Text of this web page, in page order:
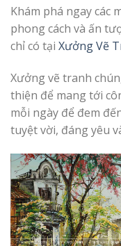
Khám phá ngay các
phong cách và ấn
chỉ có tại Xưởng Vẽ
Xưởng vẽ tranh
thiện để mang tới
mỗi ngày để đem
tuyệt vời, đáng yêu